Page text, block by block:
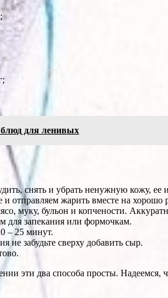
для ленивых
снять и убрать ненужную кожу,
и отправляем жарить вместе на
муку, бульон и копчености.
для запекания или формочкам.
– 25 минут.
не забудьте сверху добавить сыр.
эти два способа просты.